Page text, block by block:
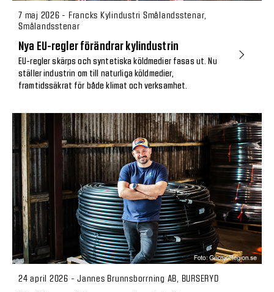
7 maj 2026 - Francks Kylindustri Smålandsstenar,
Smålandsstenar
Nya EU-regler förändrar kylindustrin
EU-regler skärps och syntetiska köldmedier fasas ut. Nu
ställer industrin om till naturliga köldmedier,
framtidssäkrat för både klimat och verksamhet.
24 april 2026 - Jannes Brunnsborrning AB, BURSERYD